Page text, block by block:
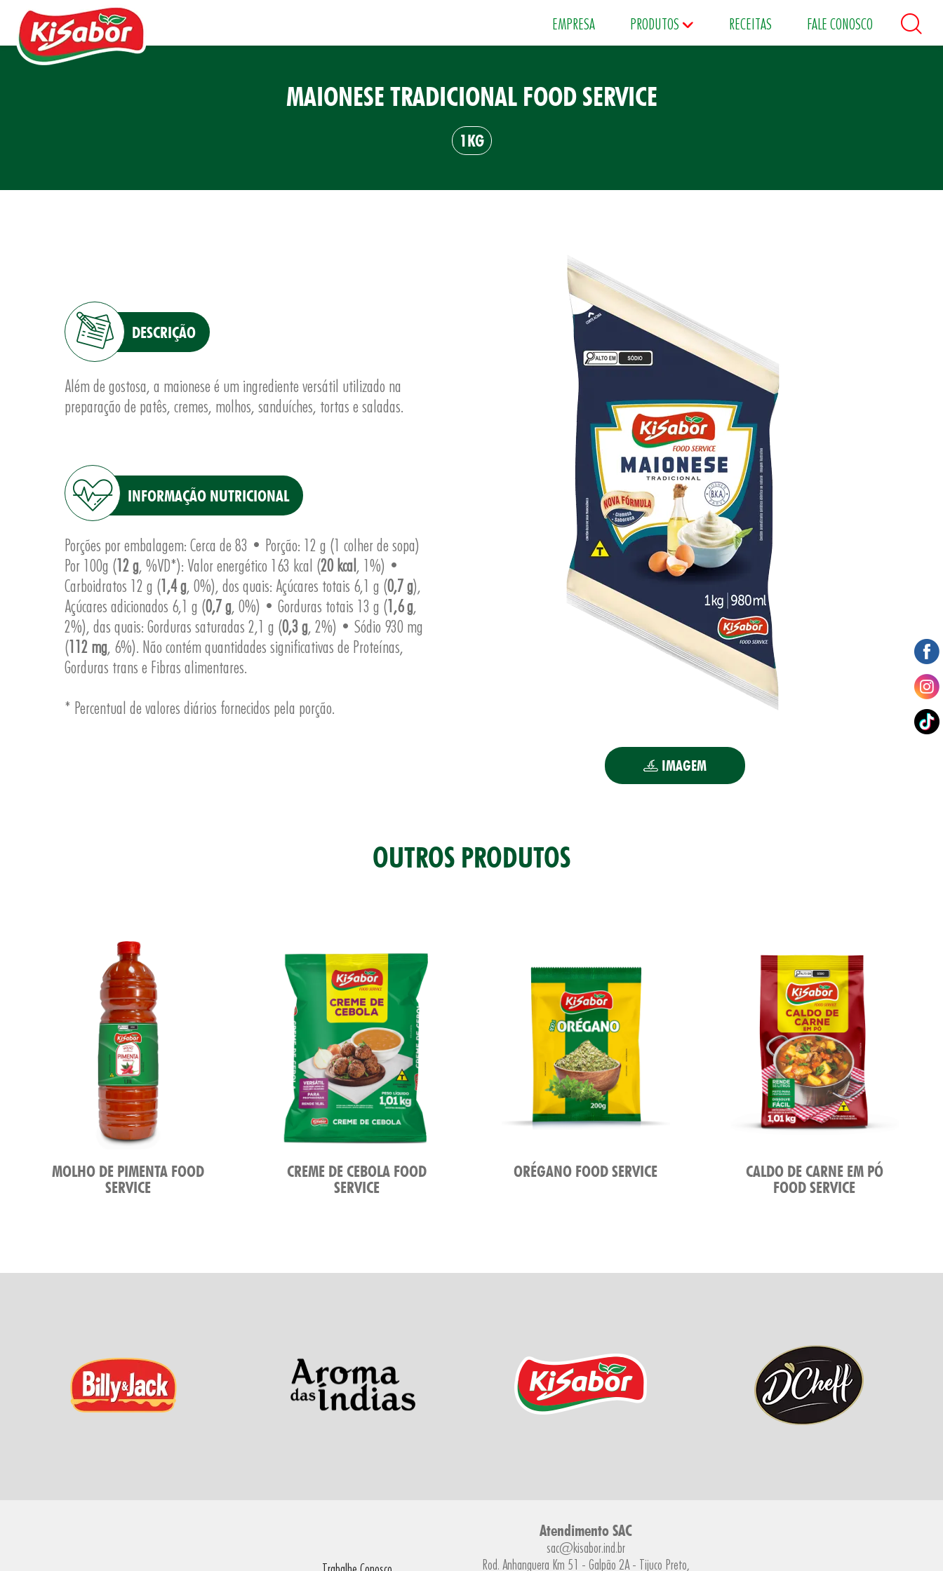
EMPRESA PRODUTOS
Especiarias
Temperos
RECEITAS FALE CONOSCO
MAIONESE TRADICIONAL FOOD SERVICE
1KG
DESCRIÇÃO
Além de gostosa, a maionese é um ingrediente versátil utilizado na
preparação de patês, cremes, molhos, sanduíches, tortas e saladas.
INFORMAÇÃO NUTRICIONAL
Porções por embalagem: Cerca de 83 • Porção: 12 g (1 colher de sopa)
Por 100g (12 g, %VD*): Valor energético 163 kcal (20 kcal , 1%) •
Carboidratos 12 g (1,4 g, 0%), dos quais: Açúcares totais 6,1 g (0,7 g),
Açúcares adicionados 6,1 g (0,7 g, 0%) • Gorduras totais 13 g (1,6 g,
2%), das quais: Gorduras saturadas 2,1 g (0,3 g, 2%) • Sódio 930 mg
(112 mg, 6%). Não contém quantidades significativas de Proteínas,
Gorduras trans e Fibras alimentares.
* Percentual de valores diários fornecidos pela porção.
IMAGEM
OUTROS PRODUTOS
MOLHO DE PIMENTA FOOD
SERVICE
CREME DE CEBOLA FOOD
SERVICE
ORÉGANO FOOD SERVICE
CALDO DE CARNE EM PÓ
FOOD SERVICE
Atendimento SAC
sac@kisabor.ind.br
Rod. Anhanguera Km 51 - Galpão 2A - Tijuco Preto,